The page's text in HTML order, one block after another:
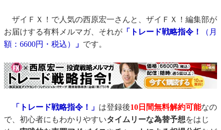
ザイＦＸ！で人気の西原宏一さんと、ザイＦＸ！編集部が
お届けする有料メルマガ、それが 「トレード戦略指令！
（月
額：6600円・税込）
」 です。
「トレード戦略指令！」 は登録後10日間無料解約可能なの
で、初心者にもわかりやすいタイムリーな為替予想をはじ